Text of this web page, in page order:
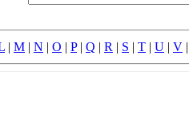
| M | N | O | P| Q | R | S | T | U | V |